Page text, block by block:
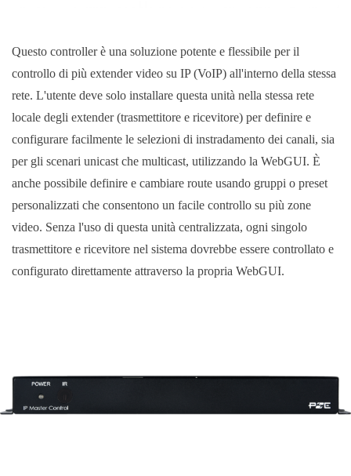
Questo controller è una soluzione potente e flessibile per il
controllo di più extender video su IP (VoIP) all'interno della stessa
rete. L'utente deve solo installare questa unità nella stessa rete
locale degli extender (trasmettitore e ricevitore) per definire e
configurare facilmente le selezioni di instradamento dei canali, sia
per gli scenari unicast che multicast, utilizzando la WebGUI. È
anche possibile definire e cambiare route usando gruppi o preset
personalizzati che consentono un facile controllo su più zone
video. Senza l'uso di questa unità centralizzata, ogni singolo
trasmettitore e ricevitore nel sistema dovrebbe essere controllato e
configurato direttamente attraverso la propria WebGUI.